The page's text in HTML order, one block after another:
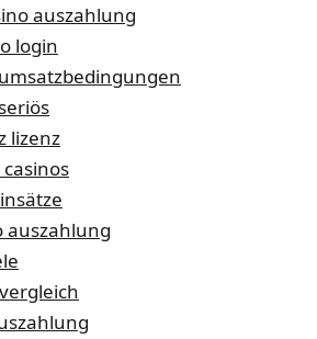
auszahlung
login
lizenz
auszahlung